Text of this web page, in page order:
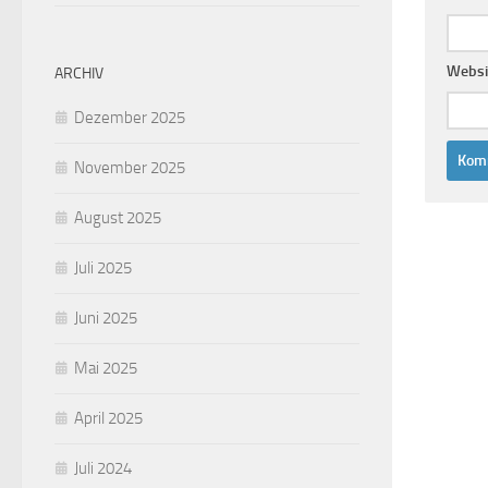
ARCHIV
Dezember 2025
November 2025
August 2025
Juli 2025
Juni 2025
Mai 2025
April 2025
Juli 2024